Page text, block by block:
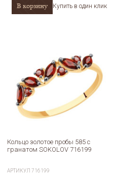
В корзину Купить в один клик
Кольцо золотое пробы 585 с
гранатом SOKOLOV 716199
АРТИКУЛ716199